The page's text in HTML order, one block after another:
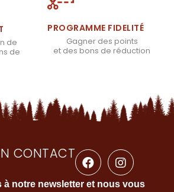
de
de
PROGRAMME FIDELITÉ
Gagner des points
et des bons de réduction
CONTACT
à notre newsletter et nous vous